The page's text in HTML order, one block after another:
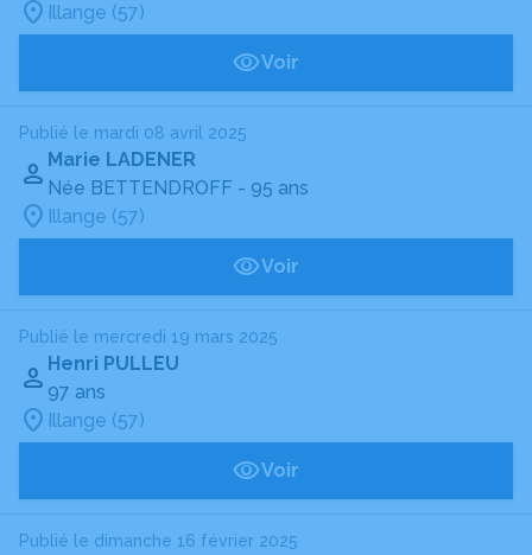
Illange (57)
Voir
Publié le mardi 08 avril 2025
Marie LADENER
Née BETTENDROFF - 95 ans
Illange (57)
Voir
Publié le mercredi 19 mars 2025
Henri PULLEU
97 ans
Illange (57)
Voir
Publié le dimanche 16 février 2025